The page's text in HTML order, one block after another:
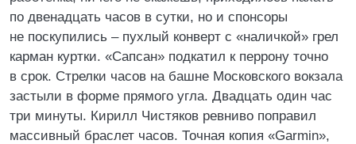
по двенадцать часов в сутки, но и спонсоры
не поскупились – пухлый конверт с «наличкой» грел
карман куртки. «Сапсан» подкатил к перрону точно
в срок. Стрелки часов на башне Московского вокзала
застыли в форме прямого угла. Двадцать один час
три минуты. Кирилл Чистяков ревниво поправил
массивный браслет часов. Точная копия «Garmin»,